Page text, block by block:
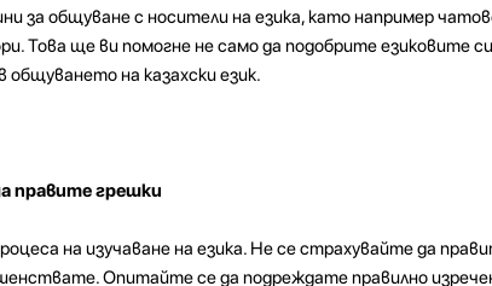
за общуване с носители на езика, като например
Това ще ви помогне не само да подобрите езиковите
общуването на казахски език.
правите грешки
на изучаване на езика. Не се страхувайте да
Опитайте се да подреждате правилно